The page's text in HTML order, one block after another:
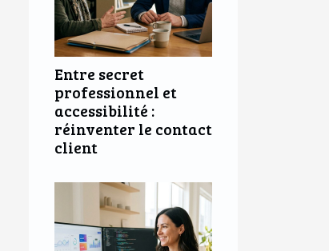
Entre secret
professionnel et
accessibilité :
réinventer le contact
client